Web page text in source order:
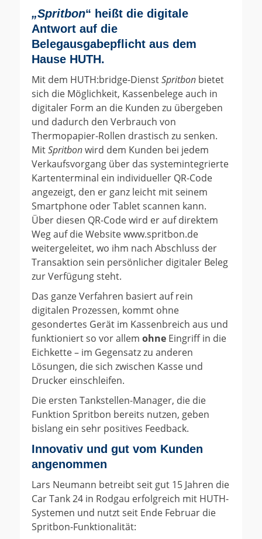
„Spritbon“ heißt die digitale
Antwort auf die
Belegausgabepflicht aus dem
Hause HUTH.
Mit dem HUTH:bridge-DienstSpritbon bietet
sich die Möglichkeit, Kassenbelege auch in
digitaler Form an die Kunden zu übergeben
und dadurch den Verbrauch von
Thermopapier-Rollen drastisch zu senken.
MitSpritbonwird dem Kunden bei jedem
Verkaufsvorgang über das systemintegrierte
Kartenterminal ein individueller QR-Code
angezeigt, den er ganz leicht mit seinem
Smartphone oder Tablet scannen kann.
Über diesen QR-Code wird er auf direktem
Weg auf die Website www.spritbon.de
weitergeleitet, wo ihm nach Abschluss der
Transaktion sein persönlicher digitaler Beleg
zur Verfügung steht.
Das ganze Verfahren basiert auf rein
digitalen Prozessen, kommt ohne
gesondertes Gerät im Kassenbreich aus und
funktioniert so vor allem ohne Eingriff in die
Eichkette – im Gegensatz zu anderen
Lösungen, die sich zwischen Kasse und
Drucker einschleifen.
Die ersten Tankstellen-Manager, die die
Funktion Spritbon bereits nutzen, geben
bislang ein sehr positives Feedback.
Innovativ und gut vom Kunden
angenommen
Lars Neumann betreibt seit gut 15 Jahren die
Car Tank 24 in Rodgau erfolgreich mit HUTH-
Systemen und nutzt seit Ende Februar die
Spritbon-Funktionalität: